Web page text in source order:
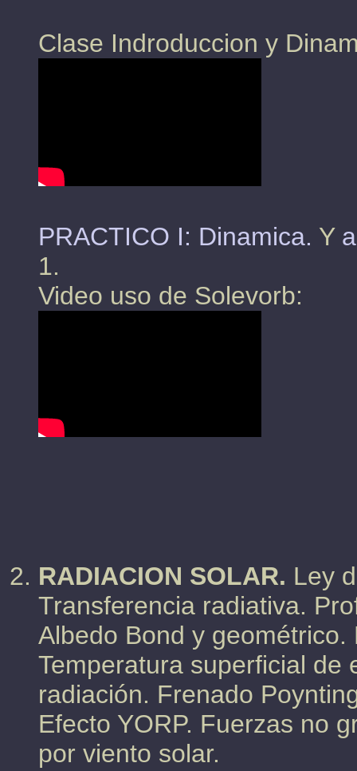
Clase Indroduccion y
PRACTICO I: Dinamica. Y
1.
Video uso de Solevorb:
RADIACION SOLAR. Ley
Transferencia radiativa.
Albedo Bond y
Temperatura superficial de
radiación. Frenado
Efecto YORP. Fuerzas no
por viento solar.